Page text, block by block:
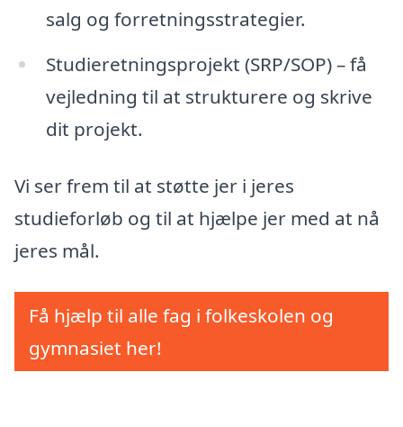
salg og forretningsstrategier.
Studieretningsprojekt (SRP/SOP) – få
vejledning til at strukturere og skrive
dit projekt.
Vi ser frem til at støtte jer i jeres
studieforløb og til at hjælpe jer med at nå
jeres mål.
Få hjælp til alle fag i folkeskolen og
gymnasiet her!